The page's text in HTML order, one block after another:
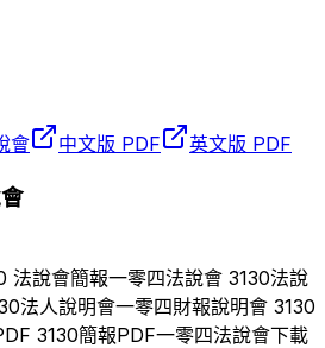
會 中文版 PDF 英文版 PDF
法說會簡報一零四法說會 3130法說
法人說明會一零四財報說明會 3130
3130簡報PDF一零四法說會下載